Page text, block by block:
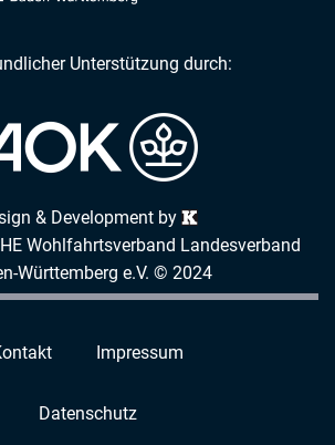
Unterstützung durch:
& Development by
Wohlfahrtsverband Landesverband
Württemberg e.V. © 2024
Impressum
Datenschutz